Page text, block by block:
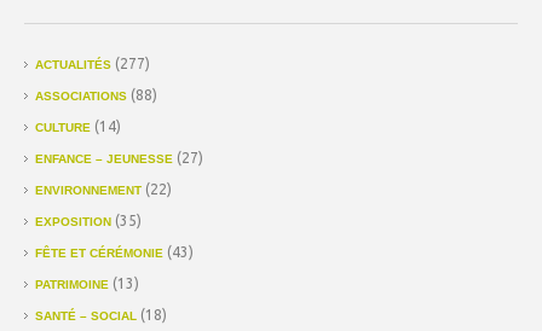
ACTUALITÉS (277)
ASSOCIATIONS (88)
CULTURE (14)
ENFANCE – JEUNESSE (27)
ENVIRONNEMENT (22)
EXPOSITION (35)
FÊTE ET CÉRÉMONIE (43)
PATRIMOINE (13)
SANTÉ – SOCIAL (18)